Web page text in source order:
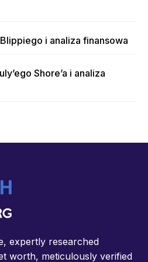
i analiza finansowa
Shore’a i analiza
expertly researched
worth, meticulously verified